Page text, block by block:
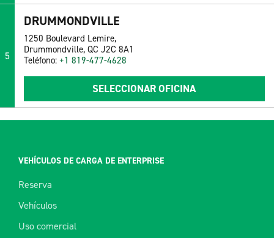
5
DRUMMONDVILLE
1250 Boulevard Lemire,
Drummondville, QC J2C 8A1
Teléfono: +1 819-477-4628
SELECCIONAR OFICINA
VEHÍCULOS DE CARGA DE ENTERPRISE
Reserva
Vehículos
Uso comercial